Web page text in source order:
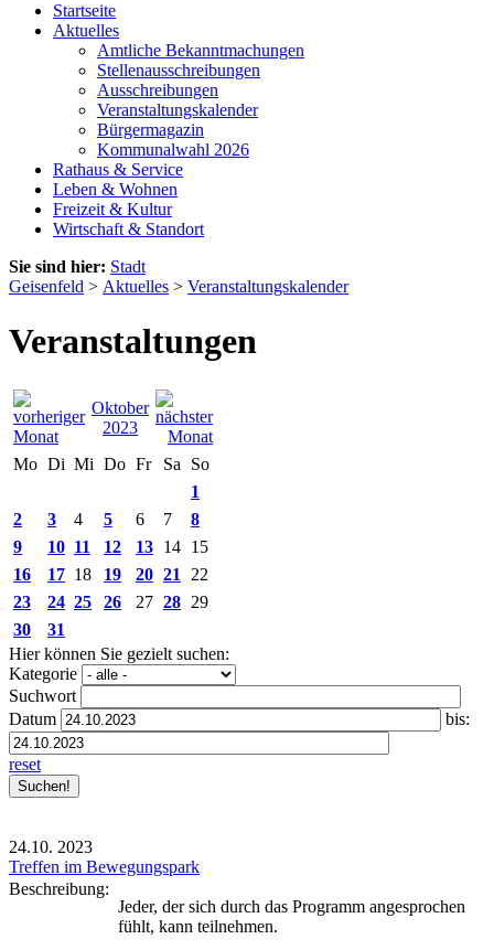
Startseite
Aktuelles
Amtliche Bekanntmachungen
Stellenausschreibungen
Ausschreibungen
Veranstaltungskalender
Bürgermagazin
Kommunalwahl 2026
Rathaus & Service
Leben & Wohnen
Freizeit & Kultur
Wirtschaft & Standort
Sie sind hier: Stadt
Geisenfeld > Aktuelles > Veranstaltungskalender
Veranstaltungen
Oktober
2023
Mo Di Mi Do Fr Sa
So
1
2
3 4 5 6 7
8
9
10 11 12 13 14 15
16
17 18 19 20 21
22
23
24 25 26 27 28 29
30
31
Hier können Sie gezielt suchen:
Kategorie
Suchwort
Datum
bis:
reset
24.10. 2023
Treffen im Bewegungspark
Beschreibung:
Jeder, der sich durch das Programm angesprochen
fühlt, kann teilnehmen.